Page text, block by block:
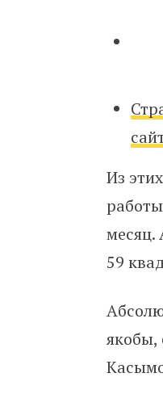
Из
месяц.
59
якобы,